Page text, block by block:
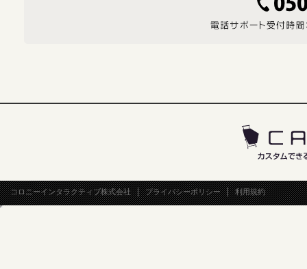
コロニーインタラクティブ株式会社 プライバシーポリシー 利用規約